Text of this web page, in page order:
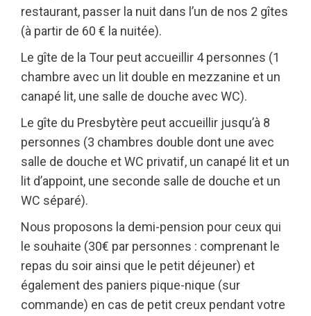
restaurant, passer la nuit dans l’un de nos 2 gîtes
(à partir de 60 € la nuitée).
Le gîte de la Tour peut accueillir 4 personnes (1
chambre avec un lit double en mezzanine et un
canapé lit, une salle de douche avec WC).
Le gîte du Presbytère peut accueillir jusqu’à 8
personnes (3 chambres double dont une avec
salle de douche et WC privatif, un canapé lit et un
lit d’appoint, une seconde salle de douche et un
WC séparé).
Nous proposons la demi-pension pour ceux qui
le souhaite (30€ par personnes : comprenant le
repas du soir ainsi que le petit déjeuner) et
également des paniers pique-nique (sur
commande) en cas de petit creux pendant votre